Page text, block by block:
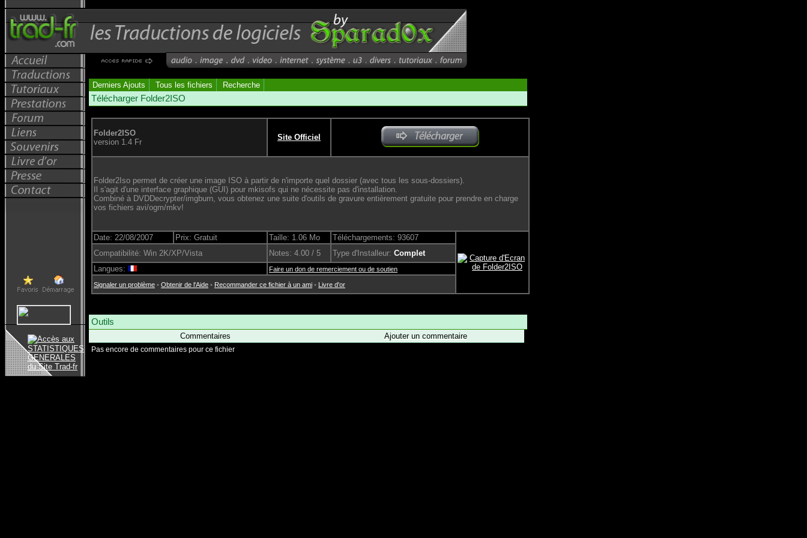
Derniers Ajouts Tous les fichiers Recherche
Télécharger Folder2ISO
Folder2ISO
version 1.4 Fr
Site Officiel
Folder2Iso permet de créer une image ISO à partir de n'importe quel dossier (avec tous les sous-dossiers).
Il s'agit d'une interface graphique (GUI) pour mkisofs qui ne nécessite pas d'installation.
Combiné à DVDDecrypter/imgburn, vous obtenez une suite d'outils de gravure entièrement gratuite pour prendre en charge
vos fichiers avi/ogm/mkv!
Date: 22/08/2007 Prix: Gratuit Taille: 1.06 Mo
Téléchargements: 93607
Compatibilité: Win 2K/XP/Vista
Notes: 4.00 / 5 Type d'Installeur: Complet
Langues:
Faire un don de remerciement ou de soutien
Signaler un problème • Obtenir de l'Aide • Recommander ce fichier à un ami • Livre d'or
Outils
Commentaires
Pas encore de commentaires pour ce fichier
Ajouter un commentaire